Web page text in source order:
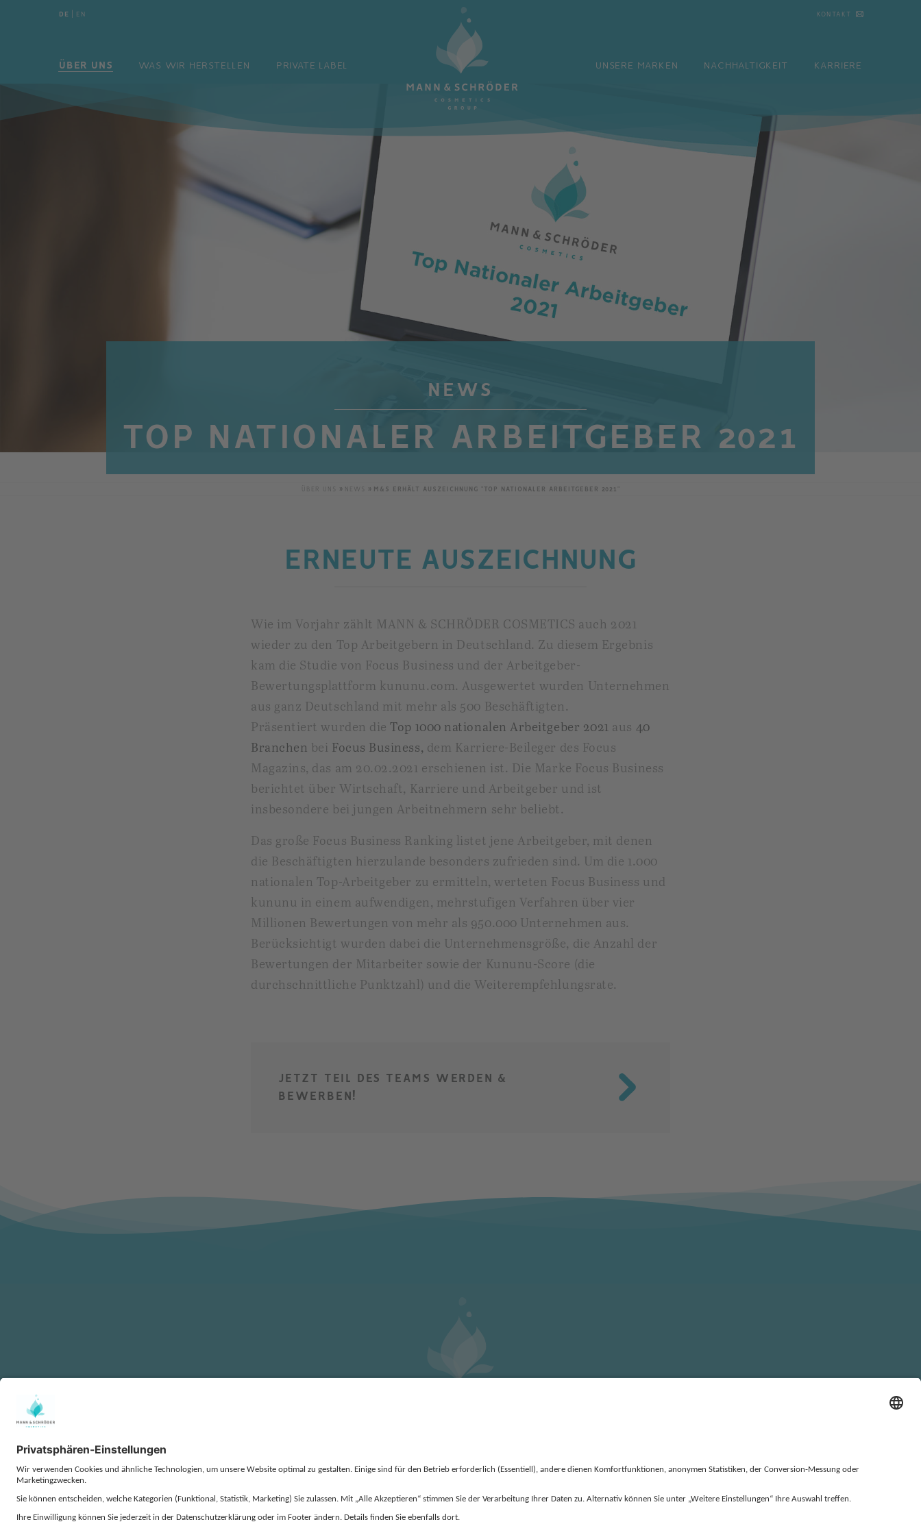
DE EN KONTAKT
ÜBER UNS WAS WIR HERSTELLEN PRIVATE LABEL UNSERE MARKEN NACHHALTIGKEIT KARRIERE
DE EN KONTAKT
NEWS
TOP NATIONALER ARBEITGEBER 2021
ÜBER UNS M&S ERHÄLT AUSZEICHNUNG "TOP NATIONALER ARBEITGEBER 2021"
ERNEUTE AUSZEICHNUNG
Wie im Vorjahr zählt MANN & SCHRÖDER COSMETICS auch 2021
wieder zu den Top Arbeitgebern in Deutschland. Zu diesem Ergebnis
kam die Studie von Focus Business und der Arbeitgeber-
Bewertungsplattform kununu.com. Ausgewertet wurden Unternehmen
aus ganz Deutschland mit mehr als 500 Beschäftigten.
Präsentiert wurden dieTop 1000 nationalen Arbeitgeber 2021 aus 40
Branchen bei Focus Business, dem Karriere-Beileger des Focus
Magazins, das am 20.02.2021 erschienen ist. Die Marke Focus Business
berichtet über Wirtschaft, Karriere und Arbeitgeber und ist
insbesondere bei jungen Arbeitnehmern sehr beliebt.
Das große Focus Business Ranking listet jene Arbeitgeber, mit denen
die Beschäftigten hierzulande besonders zufrieden sind. Um die 1.000
nationalen Top-Arbeitgeber zu ermitteln, werteten Focus Business und
kununu in einem aufwendigen, mehrstufigen Verfahren über vier
Millionen Bewertungen von mehr als 950.000 Unternehmen aus.
Berücksichtigt wurden dabei die Unternehmensgröße, die Anzahl der
Bewertungen der Mitarbeiter sowie der Kununu -Score (die
durchschnittliche Punktzahl) und die Weiterempfehlungsrate.
JETZT TEIL DES TEAMS WERDEN &
BEWERBEN!
AGB EINKAUFS- UND BESTELLBEDINGUNGEN QUALITÄTSVEREINBARUNG VERHALTENSKODEX